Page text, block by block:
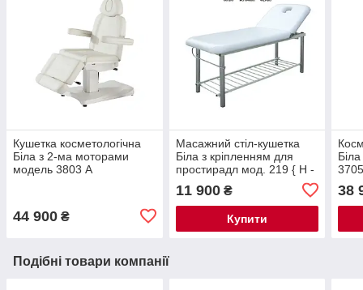
Кушетка косметологічна
Біла з 2-ма моторами
модель 3803 А
44 900 ₴
Масажний стіл-кушетка
Біла з кріпленням для
простирадл мод. 219 { H -
11 900₴
Купити
38
Подібні товари компанії